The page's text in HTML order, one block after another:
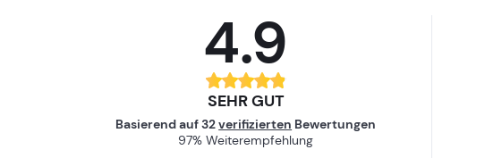
4.9
SEHR GUT
Basierend auf32verifizierten Bewertungen
97% Weiterempfehlung